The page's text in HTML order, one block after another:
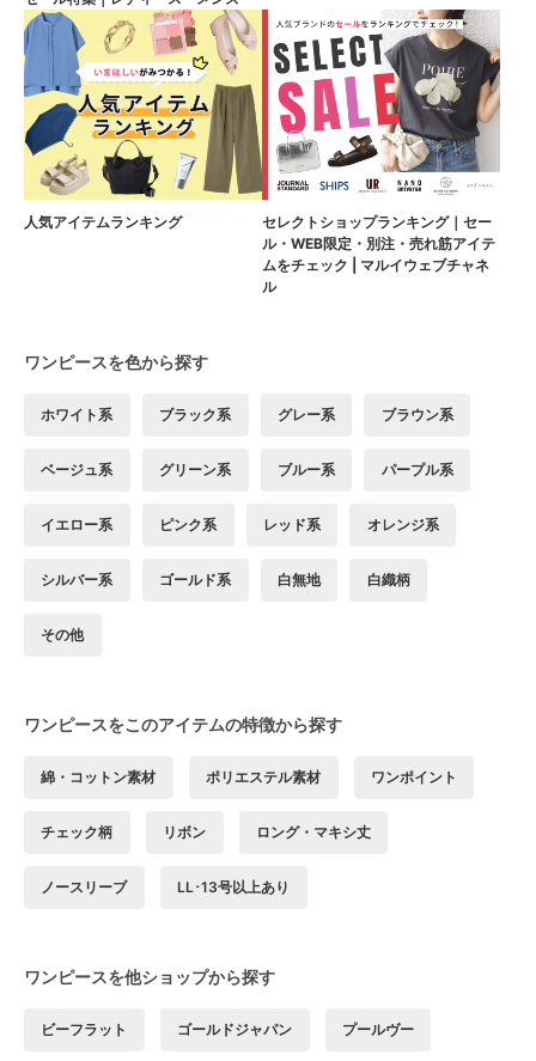
人気アイテムランキング
セレクトショップランキング｜セー
ル・WEB限定・別注・売れ筋アイテ
ムをチェック | マルイウェブチャネ
ル
ワンピースを色から探す
ホワイト系 ブラック系 グレー系 ブラウン系
ベージュ系 グリーン系 ブルー系 パープル系
イエロー系 ピンク系 レッド系 オレンジ系
シルバー系 ゴールド系 白無地 白織柄
その他
ワンピースをこのアイテムの特徴から探す
綿・コットン素材 ポリエステル素材 ワンポイント
チェック柄 リボン ロング・マキシ丈
ノースリーブ LL･13号以上あり
ワンピースを他ショップから探す
ビーフラット ゴールドジャパン プールヴー